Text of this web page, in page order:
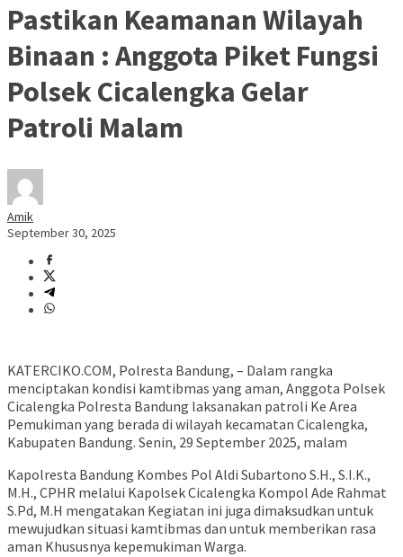
Pastikan Keamanan Wilayah
Binaan : Anggota Piket Fungsi
Polsek Cicalengka Gelar
Patroli Malam
Amik
September 30, 2025
KATERCIKO.COM, Polresta Bandung, – Dalam rangka
menciptakan kondisi kamtibmas yang aman, Anggota Polsek
Cicalengka Polresta Bandung laksanakan patroli Ke Area
Pemukiman yang berada di wilayah kecamatan Cicalengka,
Kabupaten Bandung. Senin, 29 September 2025, malam
Kapolresta Bandung Kombes Pol Aldi Subartono S.H., S.I.K.,
M.H., CPHR melalui Kapolsek Cicalengka Kompol Ade Rahmat
S.Pd, M.H mengatakan Kegiatan ini juga dimaksudkan untuk
mewujudkan situasi kamtibmas dan untuk memberikan rasa
aman Khususnya kepemukiman Warga.